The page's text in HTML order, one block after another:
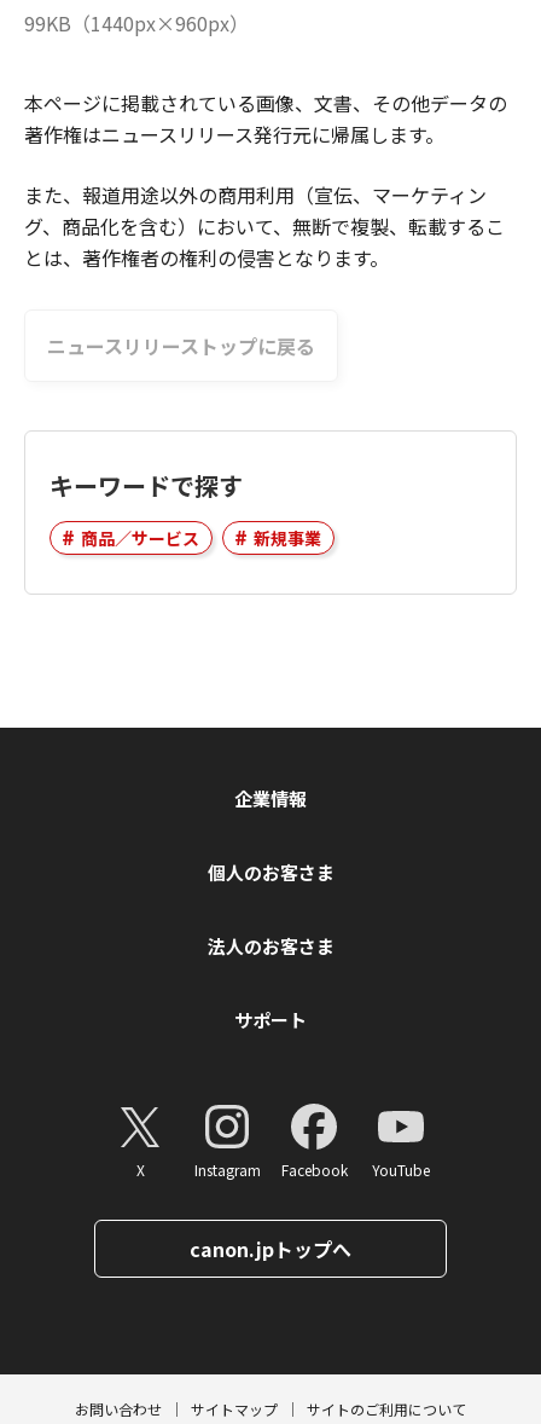
99KB（1440px×960px）
本ページに掲載されている画像、文書、その他データの
著作権はニュースリリース発行元に帰属します。
また、報道用途以外の商用利用（宣伝、マーケティン
グ、商品化を含む）において、無断で複製、転載するこ
とは、著作権者の権利の侵害となります。
ニュースリリーストップに戻る
キーワードで探す
商品／サービス 新規事業
企業情報
個人のお客さま
法人のお客さま
サポート
X Instagram Facebook YouTube
canon.jpトップへ
お問い合わせ サイトマップ サイトのご利用について